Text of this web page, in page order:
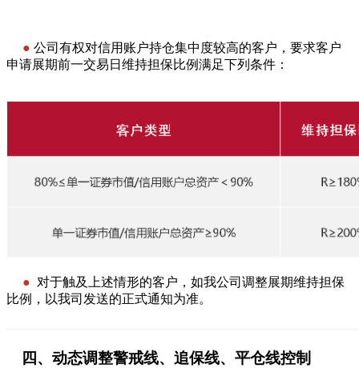
● 公司有权对信用账户持仓集中度较高的客户，要求客户
申请展期前一交易日维持担保比例满足下列条件：
● 对于触及上述情形的客户，如我公司调整展期维持担保
比例，以我司发送的正式通知为准。
四、动态调整警戒线、追保线、平仓线控制